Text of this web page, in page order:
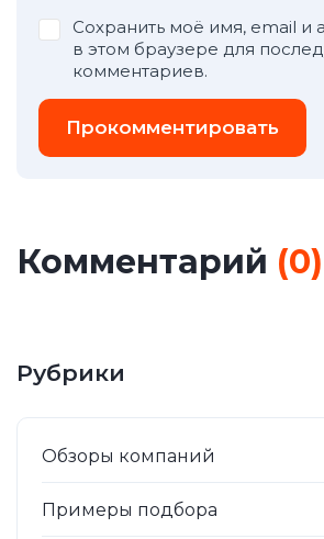
Сохранить моё имя, email и
в этом браузере для
комментариев.
Прокомментировать
Комментарий (0)
Рубрики
Обзоры компаний
Примеры подбора